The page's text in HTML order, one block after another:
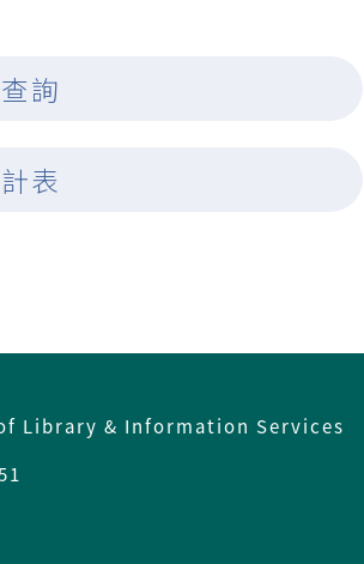
詢
表
Library & Information Services